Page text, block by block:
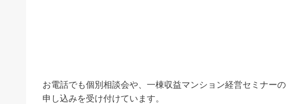
お電話でも個別相談会や、一棟収益マンション経営セミナーの
申し込みを受け付けています。